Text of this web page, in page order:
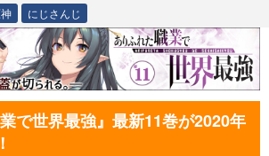
にじさんじ
業で世界最強』最新11巻が2020年